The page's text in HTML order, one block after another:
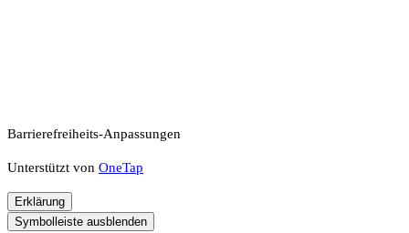
Barrierefreiheits-Anpassungen
Unterstützt von OneTap
Erklärung
Symbolleiste ausblenden